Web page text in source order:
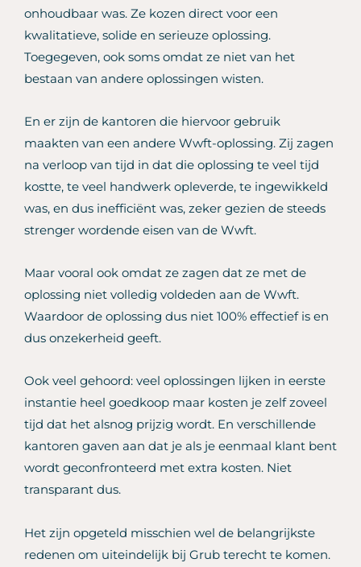
onhoudbaar was. Ze kozen direct voor een
kwalitatieve, solide en serieuze oplossing.
Toegegeven, ook soms omdat ze niet van het
bestaan van andere oplossingen wisten.
En er zijn de kantoren die hiervoor gebruik
maakten van een andere Wwft-oplossing. Zij zagen
na verloop van tijd in dat die oplossing te veel tijd
kostte, te veel handwerk opleverde, te ingewikkeld
was, en dus inefficiënt was, zeker gezien de steeds
strenger wordende eisen van de Wwft.
Maar vooral ook omdat ze zagen dat ze met de
oplossing niet volledig voldeden aan de Wwft.
Waardoor de oplossing dus niet 100% effectief is en
dus onzekerheid geeft.
Ook veel gehoord: veel oplossingen lijken in eerste
instantie heel goedkoop maar kosten je zelf zoveel
tijd dat het alsnog prijzig wordt. En verschillende
kantoren gaven aan dat je als je eenmaal klant bent
wordt geconfronteerd met extra kosten. Niet
transparant dus.
Het zijn opgeteld misschien wel de belangrijkste
redenen om uiteindelijk bij Grub terecht te komen.